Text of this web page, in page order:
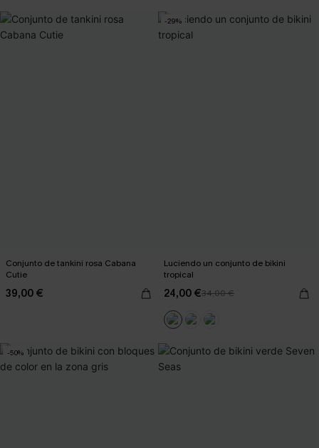
Conjunto de tankini rosa Cabana
Cutie
39,00 €
-29%
Luciendo un conjunto de bikini
tropical
24,00 €34,00 €
-50%